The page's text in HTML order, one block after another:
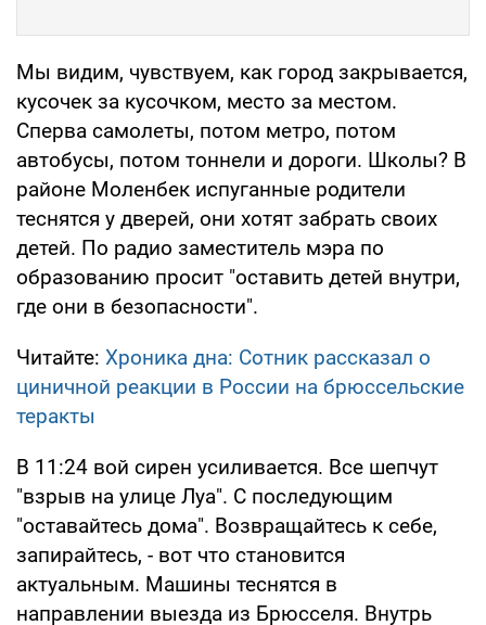
Мы видим, чувствуем, как город закрывается,
кусочек за кусочком, место за местом.
Сперва самолеты, потом метро, потом
автобусы, потом тоннели и дороги. Школы? В
районе Моленбек испуганные родители
теснятся у дверей, они хотят забрать своих
детей. По радио заместитель мэра по
образованию просит "оставить детей внутри,
где они в безопасности".
Читайте: Хроника дна: Сотник рассказал о
циничной реакции в России на брюссельские
теракты
В 11:24 вой сирен усиливается. Все шепчут
"взрыв на улице Луа". С последующим
"оставайтесь дома". Возвращайтесь к себе,
запирайтесь, - вот что становится
актуальным. Машины теснятся в
направлении выезда из Брюсселя. Внутрь